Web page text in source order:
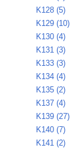
K128 (5)
K129 (10)
K130 (4)
K131 (3)
K133 (3)
K134 (4)
K135 (2)
K137 (4)
K139 (27)
K140 (7)
K141 (2)